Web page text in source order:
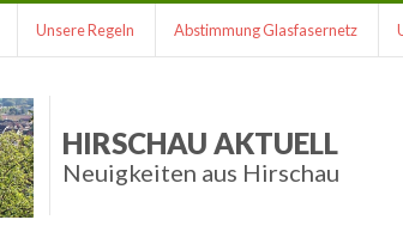
Unsere Regeln Abstimmung Glasfasernetz
HIRSCHAU AKTUELL
Neuigkeiten aus Hirschau